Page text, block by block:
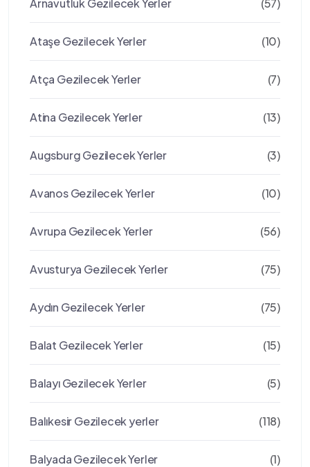
Arnavutluk Gezilecek Yerler (57)
Ataşe Gezilecek Yerler (10)
Atça Gezilecek Yerler (7)
Atina Gezilecek Yerler (13)
Augsburg Gezilecek Yerler (3)
Avanos Gezilecek Yerler (10)
Avrupa Gezilecek Yerler (56)
Avusturya Gezilecek Yerler (75)
Aydın Gezilecek Yerler (75)
Balat Gezilecek Yerler (15)
Balayı Gezilecek Yerler (5)
Balıkesir Gezilecek yerler (118)
Balyada Gezilecek Yerler (1)